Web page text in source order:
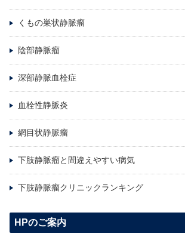
くもの巣状静脈瘤
陰部静脈瘤
深部静脈血栓症
血栓性静脈炎
網目状静脈瘤
下肢静脈瘤と間違えやすい病気
下肢静脈瘤クリニックランキング
HPのご案内